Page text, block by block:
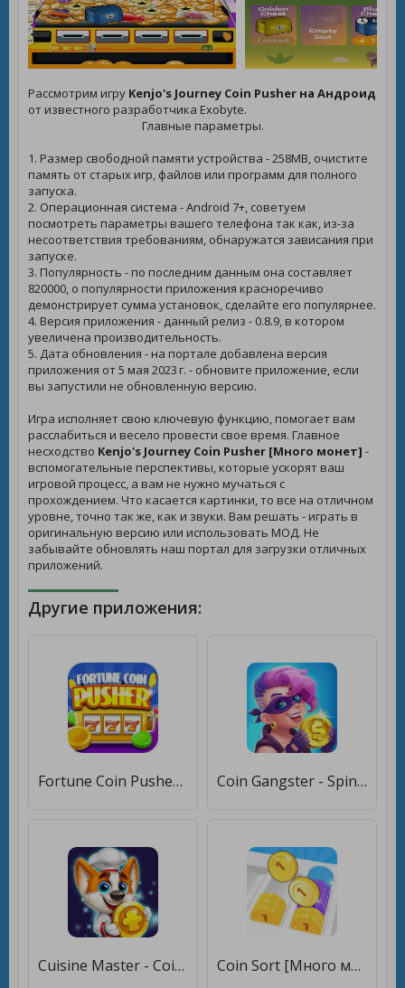
Рассмотрим игру Kenjo's Journey Coin Pusher на Андроид
от известного разработчика Exobyte.
Главные параметры.
1. Размер свободной памяти устройства - 258MB, очистите
память от старых игр, файлов или программ для полного
запуска.
2. Операционная система - Android 7+, советуем
посмотреть параметры вашего телефона так как, из-за
несоответствия требованиям, обнаружатся зависания при
запуске.
3. Популярность - по последним данным она составляет
820000, о популярности приложения красноречиво
демонстрирует сумма установок, сделайте его популярнее.
4. Версия приложения - данный релиз - 0.8.9, в котором
увеличена производительность.
5. Дата обновления - на портале добавлена версия
приложения от 5 мая 2023 г. - обновите приложение, если
вы запустили не обновленную версию.
Игра исполняет свою ключевую функцию, помогает вам
расслабиться и весело провести свое время. Главное
несходство Kenjo's Journey Coin Pusher [Много монет] -
вспомогательные перспективы, которые ускорят ваш
игровой процесс, а вам не нужно мучаться с
прохождением. Что касается картинки, то все на отличном
уровне, точно так же, как и звуки. Вам решать - играть в
оригинальную версию или использовать МОД. Не
забывайте обновлять наш портал для загрузки отличных
приложений.
Другие приложения:
Fortune Coin Pusher [Мод меню] Coin Gangster - Spin Master [Много монет]
Cuisine Master - Coin Journey [Много монет] Coin Sort [Много монет]